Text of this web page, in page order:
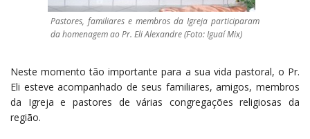
Pastores, familiares e membros da Igreja participaram
da homenagem ao Pr. Eli Alexandre (Foto: Iguaí Mix)
Neste momento tão importante para a sua vida pastoral, o Pr.
Eli esteve acompanhado de seus familiares, amigos, membros
da Igreja e pastores de várias congregações religiosas da
região.